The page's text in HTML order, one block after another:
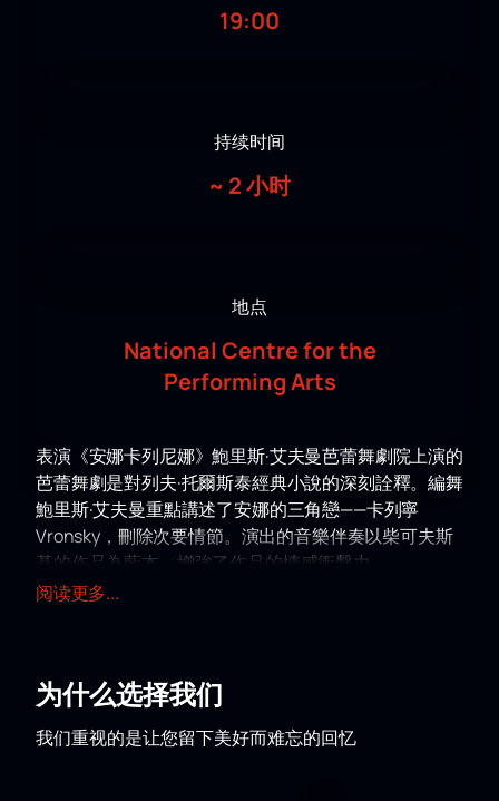
19:00
持续时间
~ 2 小时
地点
National Centre for the
Performing Arts
表演《安娜卡列尼娜》鮑里斯·艾夫曼芭蕾舞劇院上演的
芭蕾舞劇是對列夫·托爾斯泰經典小說的深刻詮釋。編舞
鮑里斯·艾夫曼重點講述了安娜的三角戀——卡列寧
Vronsky，刪除次要情節。演出的音樂伴奏以柴可夫斯
基的作品為藍本，增強了作品的情感衝擊力。
鮑里斯·艾夫曼的芭蕾舞劇以高度的心理張力和準確地傳
能」。成為破壞安娜內心世界、母愛、違反社會規範的
犯罪的原因。
國家大劇院為鮑里斯·艾夫曼芭蕾舞劇院提供巡迴場地。
阅读更多...
为什么选择我们
我们重视的是让您留下美好而难忘的回忆